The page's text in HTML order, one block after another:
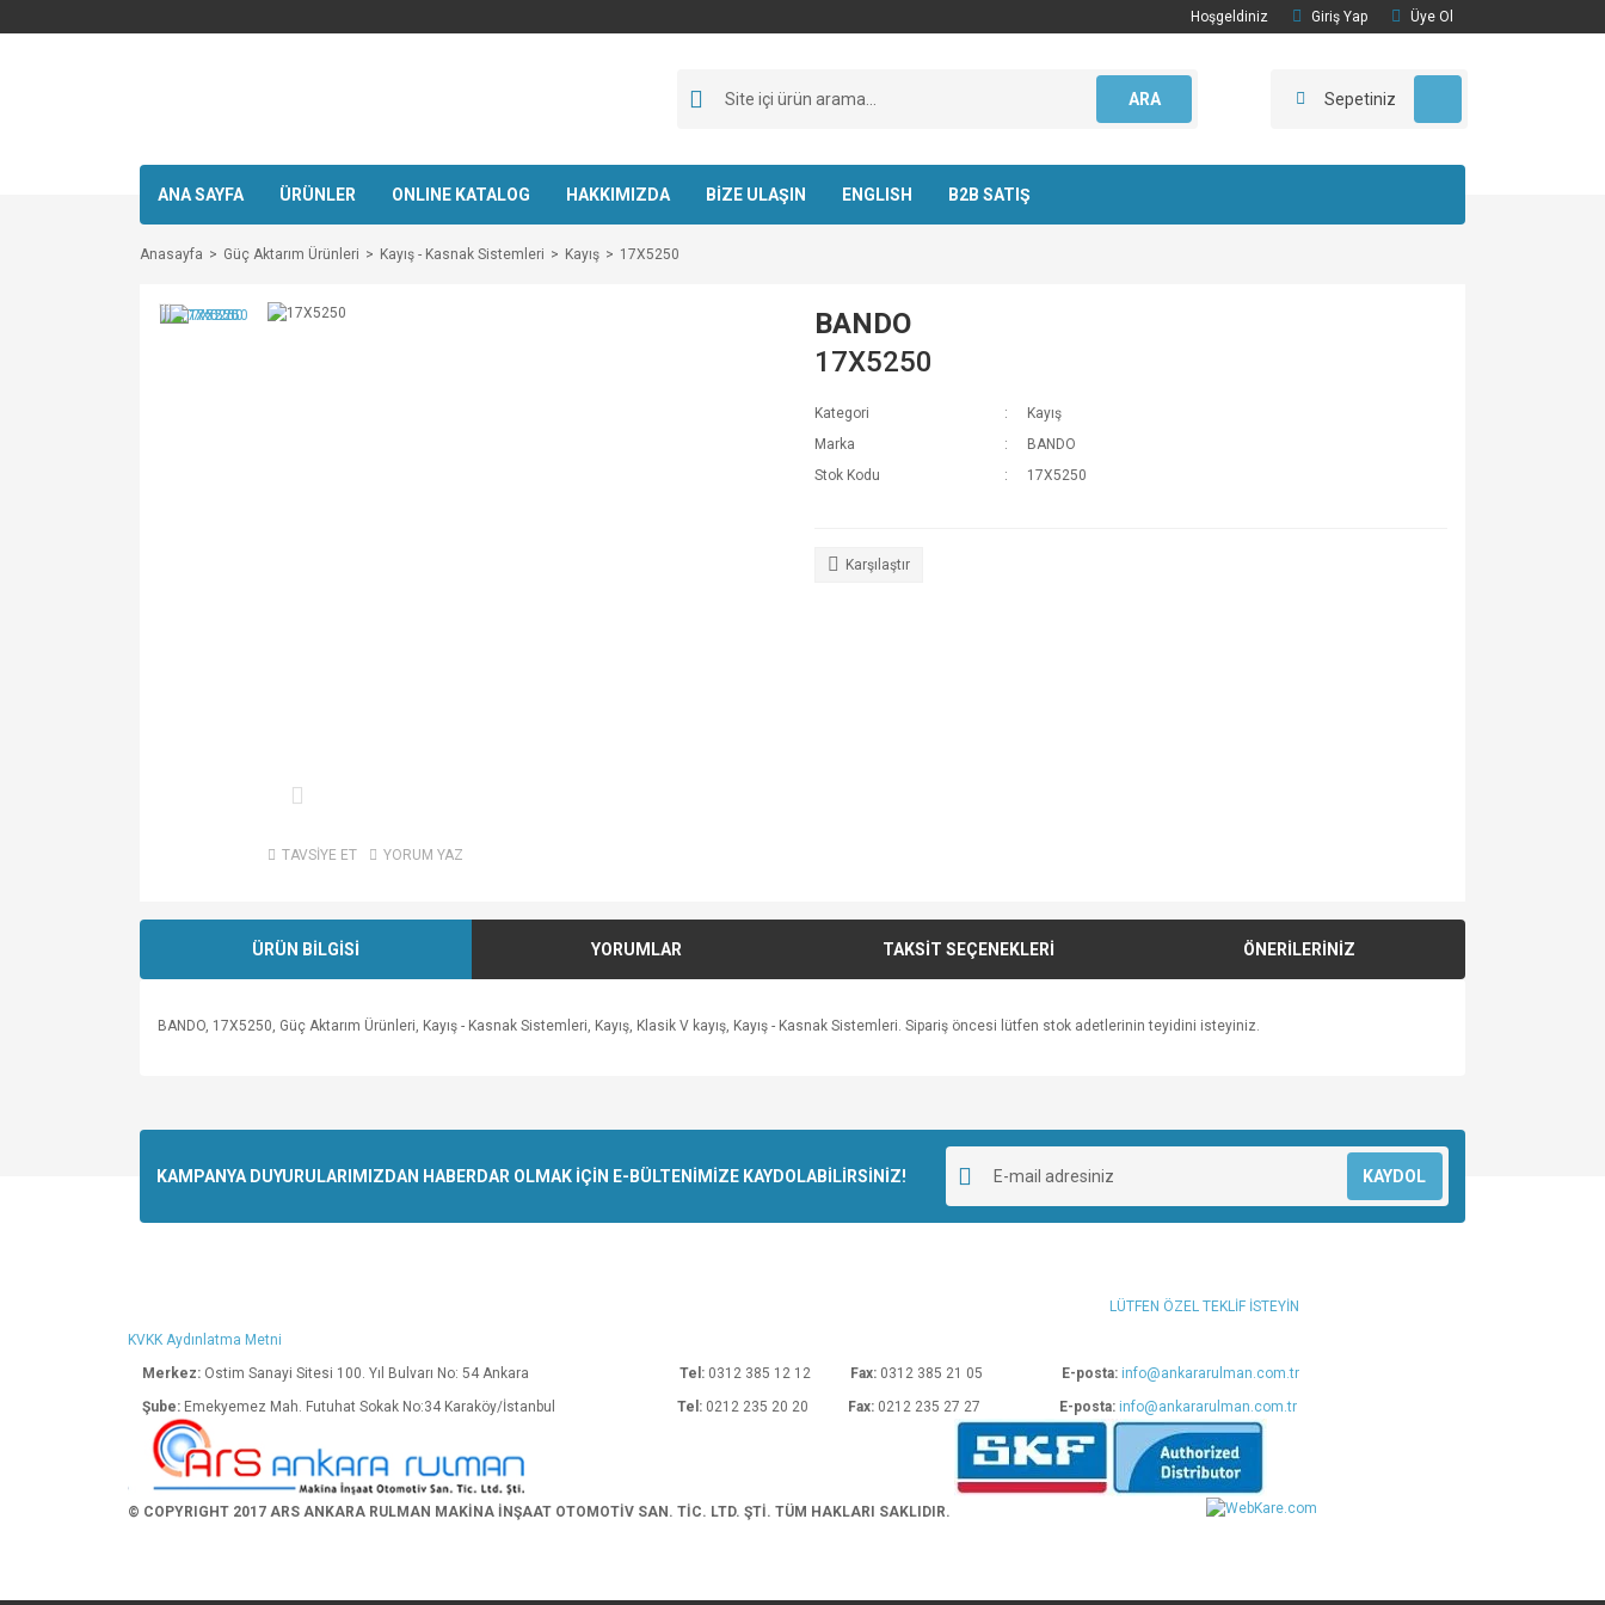
Hoşgeldiniz Giriş Yap Üye Ol
ARA Sepetiniz
ANA SAYFA ÜRÜNLER ONLINE KATALOG HAKKIMIZDA BİZE ULAŞIN ENGLISH B2B SATIŞ
Anasayfa Güç Aktarım Ürünleri Kayış - Kasnak Sistemleri Kayış 17X5250
TAVSİYE ET YORUM YAZ
BANDO
17X5250
Kategori
Kayış
Marka
BANDO
Stok Kodu
17X5250
Karşılaştır
ÜRÜN BİLGİSİ YORUMLAR TAKSİT SEÇENEKLERİ ÖNERİLERİNİZ
BANDO, 17X5250, Güç Aktarım Ürünleri, Kayış - Kasnak Sistemleri, Kayış, Klasik V kayış, Kayış - Kasnak Sistemleri. Sipariş öncesi lütfen stok adetlerinin teyidini isteyiniz.
Ürün resmi kalitesiz, bozuk veya görüntülenemiyor.
KAMPANYA DUYURULARIMIZDAN HABERDAR OLMAK İÇİN E-BÜLTENİMİZE KAYDOLABİLİRSİNİZ! KAYDOL
LÜTFEN ÖZEL TEKLİF İSTEYİN
KVKK Aydınlatma Metni
Merkez: Ostim Sanayi Sitesi 100. Yıl Bulvarı No: 54 Ankara Tel: 0312 385 12 12 Fax: 0312 385 21 05 E-posta: info@ankararulman.com.tr
Şube: Emekyemez Mah. Futuhat Sokak No:34 Karaköy/İstanbul Tel: 0212 235 20 20 Fax: 0212 235 27 27 E-posta: info@ankararulman.com.tr
© COPYRIGHT 2017 ARS ANKARA RULMAN MAKİNA İNŞAAT OTOMOTİV SAN. TİC. LTD. ŞTİ. TÜM HAKLARI SAKLIDIR.